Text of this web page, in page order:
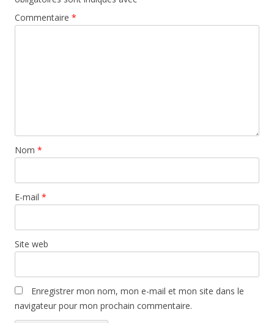
Commentaire *
Nom *
E-mail *
Site web
Enregistrer mon nom, mon e-mail et mon site dans le
navigateur pour mon prochain commentaire.